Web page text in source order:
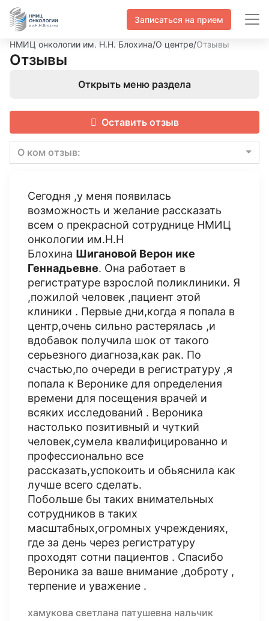
Записаться на прием
НМИЦ онкологии им. Н.Н. Блохина/О центре/Отзывы
Отзывы
Открыть меню раздела
Оставить отзыв
О ком отзыв:
Сегодня ,у меня появилась
возможность и желание рассказать
всем о прекрасной сотруднице НМИЦ
онкологии им.Н.Н
Блохина Шигановой Верон ике
Геннадьевне. Она работает в
регистратуре взрослой поликлиники. Я
,пожилой человек ,пациент этой
клиники . Первые дни,когда я попала в
центр,очень сильно растерялась ,и
вдобавок получила шок от такого
серьезного диагноза,как рак. По
счастью,по очереди в регистратуру ,я
попала к Веронике для определения
времени для посещения врачей и
всяких исследований . Вероника
настолько позитивный и чуткий
человек,сумела квалифицированно и
профессионально все
рассказать,успокоить и обьяснила как
лучше всего сделать.
Побольше бы таких внимательных
сотрудников в таких
масштабных,огромных учреждениях,
где за день через регистратуру
проходят сотни пациентов . Спасибо
Вероника за ваше внимание ,доброту ,
терпение и уважение .
хамукова светлана патушевна нальчик